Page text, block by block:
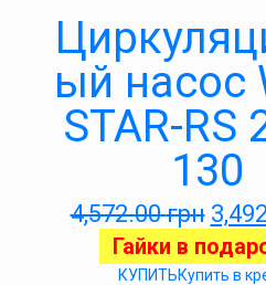
ый насос
STAR-RS
130
4,572.00грн
Гайки в
КУПИТЬКупить в